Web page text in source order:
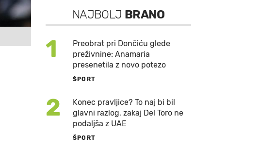
NAJBOLJ BRANO
1
Preobrat pri Dončiću glede
preživnine: Anamaria
presenetila z novo potezo
ŠPORT
2
Konec pravljice? To naj bi bil
glavni razlog, zakaj Del Toro ne
podaljša z UAE
ŠPORT